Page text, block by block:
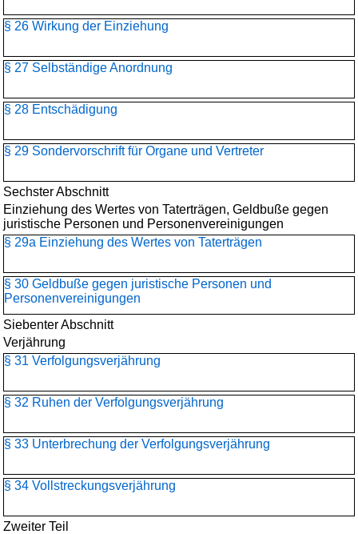
§ 26 Wirkung der Einziehung
§ 27 Selbständige Anordnung
§ 28 Entschädigung
§ 29 Sondervorschrift für Organe und Vertreter
Sechster Abschnitt
Einziehung des Wertes von Taterträgen, Geldbuße gegen
juristische Personen und Personenvereinigungen
§ 29a Einziehung des Wertes von Taterträgen
§ 30 Geldbuße gegen juristische Personen und
Personenvereinigungen
Siebenter Abschnitt
Verjährung
§ 31 Verfolgungsverjährung
§ 32 Ruhen der Verfolgungsverjährung
§ 33 Unterbrechung der Verfolgungsverjährung
§ 34 Vollstreckungsverjährung
Zweiter Teil